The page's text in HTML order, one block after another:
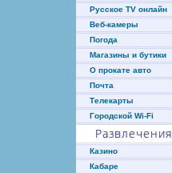
Русское TV онлайн
Веб-камеры
Погода
Магазины и бутики
О прокате авто
Почта
Телекарты
Городской Wi-Fi
Развлечения
Казино
Кабаре